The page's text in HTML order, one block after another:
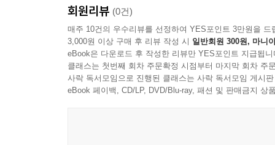
을 깨닫자, 어쩌면 내게도 다른 게 조금은 더 있을
--- p. 305
강박장애는 거식증의 본질만 남기고 껍데기는 다
이는 거식증이 사실상 음식과 관계가 없고, 불안
--- p.321
해들리 프리먼이 처음부터 거식증 책을 쓸 생
노려보고 있을 수는 없는 노릇”(19쪽)이었기에
프리먼은 “누군가의 외로움을 조금이나마 덜어
90퍼센트가 여성’이라는 통계 수치가 오랫동안
느낀 충격과 분노는 책을 쓰게 한 결정적 동력이었
딸이 섭식장애를 앓고 있는 부모들에게 이 책은 닫
- 케이틀린 모란 (《아마도 올해의 가장 명랑한 페
회원리뷰 (0건)
매주 10건의 우수리뷰를 선정하여 YES포인트 3만원을 드
3,000원 이상 구매 후 리뷰 작성 시 일반회원 300원, 마니
eBook은 다운로드 후 작성한 리뷰만 YES포인트 지급됩니
클래스는 첫번째 회차 주문확정 시점부터 마지막 회차 주
사락 독서모임으로 진행된 클래스는 사락 독서모임 게시
eBook 페이백, CD/LP, DVD/Blu-ray, 패션 및 판매금지 상